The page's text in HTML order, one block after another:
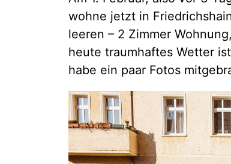
wohne jetzt in
leeren – 2 Zimmer
heute traumhaftes Wetter
habe ein paar Fotos